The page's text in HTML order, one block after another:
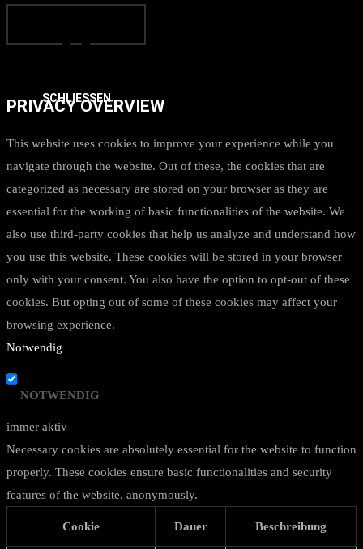
SCHLIESSEN
PRIVACY OVERVIEW
This website uses cookies to improve your experience while you
navigate through the website. Out of these, the cookies that are
categorized as necessary are stored on your browser as they are
essential for the working of basic functionalities of the website. We
also use third-party cookies that help us analyze and understand how
you use this website. These cookies will be stored in your browser
only with your consent. You also have the option to opt-out of these
cookies. But opting out of some of these cookies may affect your
browsing experience.
Notwendig
NOTWENDIG
immer aktiv
Necessary cookies are absolutely essential for the website to function
properly. These cookies ensure basic functionalities and security
features of the website, anonymously.
Cookie Dauer Beschreibung